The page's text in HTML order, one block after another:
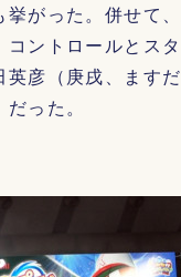
がった。併せて
ントロールとス
彦（庚戌、ます
った。